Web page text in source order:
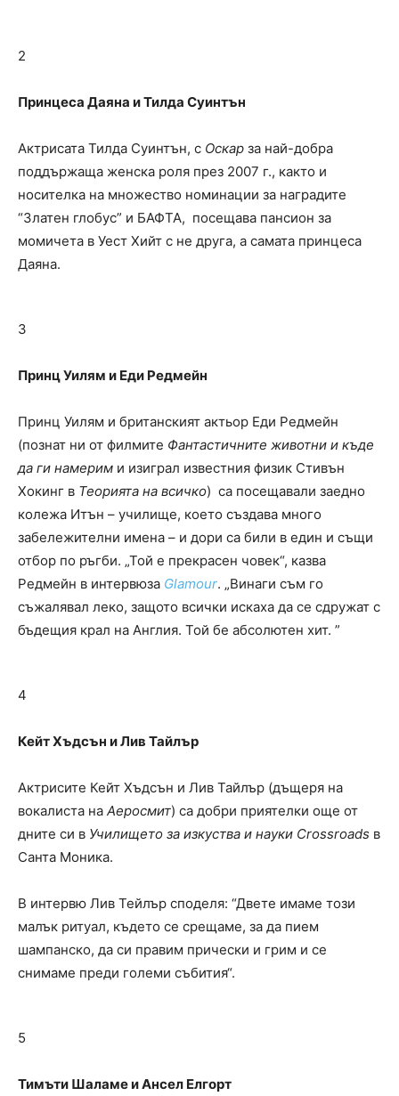
2
Принцеса Даяна и Тилда Суинтън
Актрисата Тилда Суинтън, с Оскар за най-добра
поддържаща женска роля през 2007 г., както и
носителка на множество номинации за наградите
“Златен глобус” и БАФТА, посещава пансион за
момичета в Уест Хийт с не друга, а самата принцеса
Даяна.
3
Принц Уилям и Еди Редмейн
Принц Уилям и британският актьор Еди Редмейн
(познат ни от филмите Фантастичните животни и къде
да ги намерим и изиграл известния физик Стивън
Хокинг в Теорията на всичко) са посещавали заедно
колежа Итън – училище, което създава много
забележителни имена – и дори са били в един и същи
отбор по ръгби. „Той е прекрасен човек“, казва
Редмейн в интервюза Glamour. „Винаги съм го
съжалявал леко, защото всички искаха да се сдружат с
бъдещия крал на Англия. Той бе абсолютен хит. ”
4
Кейт Хъдсън и Лив Тайлър
Актрисите Кейт Хъдсън и Лив Тайлър (дъщеря на
вокалиста на Аеросмит) са добри приятелки още от
дните си в Училището за изкуства и науки Crossroads в
Санта Моника.
В интервю Лив Тейлър споделя: “Двете имаме този
малък ритуал, където се срещаме, за да пием
шампанско, да си правим прически и грим и се
снимаме преди големи събития“.
5
Тимъти Шаламе и Ансел Елгорт